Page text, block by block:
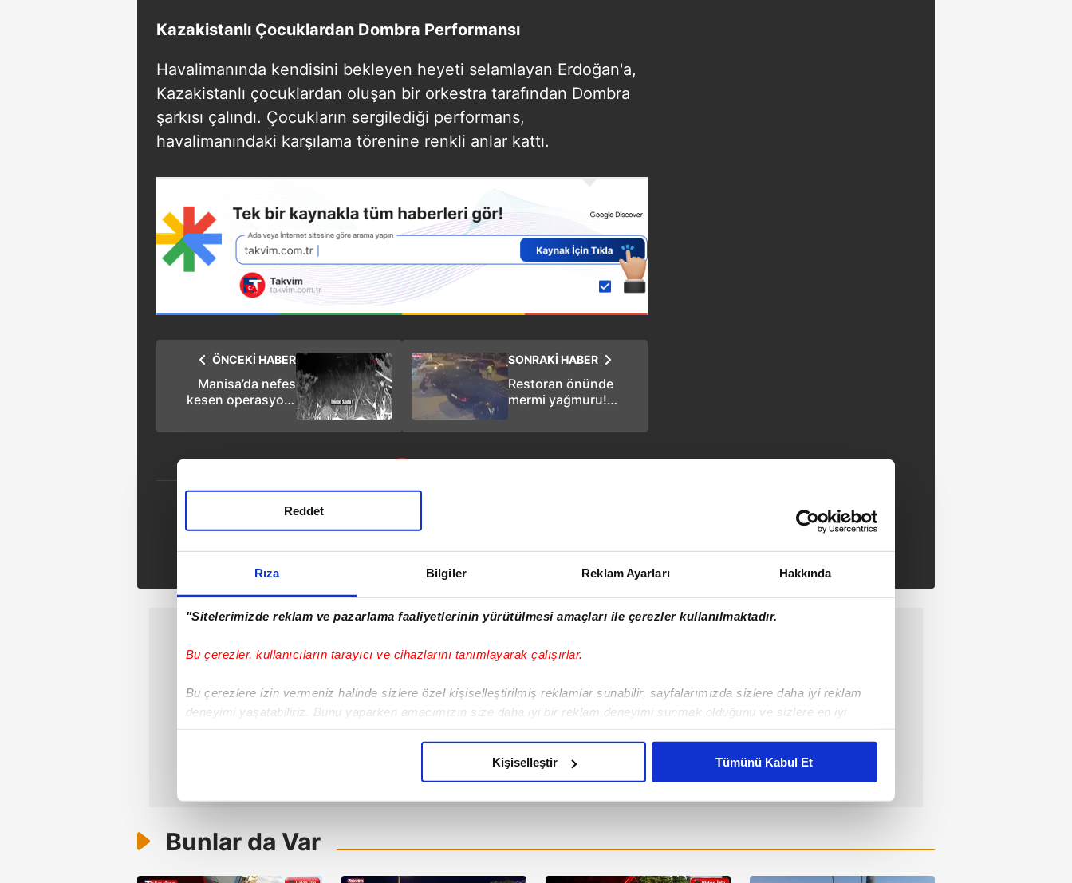
Rıza Bilgiler Reklam Ayarları Hakkında
"Sitelerimizde reklam ve pazarlama faaliyetlerinin yürütülmesi amaçları ile çerezler kullanılmaktadır.
Bu çerezler, kullanıcıların tarayıcı ve cihazlarını tanımlayarak çalışırlar.
Bu çerezlere izin vermeniz halinde sizlere özel kişiselleştirilmiş reklamlar sunabilir, sayfalarımızda sizlere daha iyi reklam
deneyimi yaşatabiliriz. Bunu yaparken amacımızın size daha iyi bir reklam deneyimi sunmak olduğunu ve sizlere en iyi
çerezler vasıtasıyla çeşitli kişisel verileriniz işlenmekte olup gerekli olan çerezler bilgi toplumu hizmetlerinin sunulması
Reddet
Kişiselleştir Tümünü Kabul Et
Kazakistanlı Çocuklardan Dombra Performansı
Havalimanında kendisini bekleyen heyeti selamlayan Erdoğan'a,
Kazakistanlı çocuklardan oluşan bir orkestra tarafından Dombra
şarkısı çalındı. Çocukların sergilediği performans,
havalimanındaki karşılama törenine renkli anlar kattı.
SONRAKİ HABER
Restoran önünde
mermi yağmuru!
kamerada
ÖNCEKİ HABER
Manisa’da nefes
kesen operasyon!
kalan vatandaşı
kurtardı
Bunlar da Var